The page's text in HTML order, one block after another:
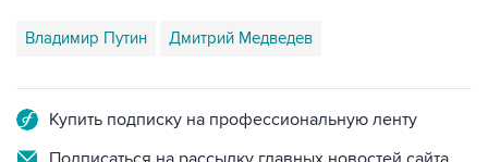
Владимир Путин Дмитрий Медведев
Купить подписку на профессиональную ленту